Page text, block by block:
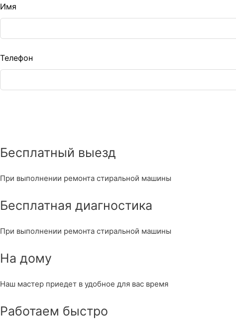
Имя
Телефон
Бесплатный выезд
При выполнении ремонта стиральной машины
Бесплатная диагностика
При выполнении ремонта стиральной машины
На дому
Наш мастер приедет в удобное для вас время
Работаем быстро